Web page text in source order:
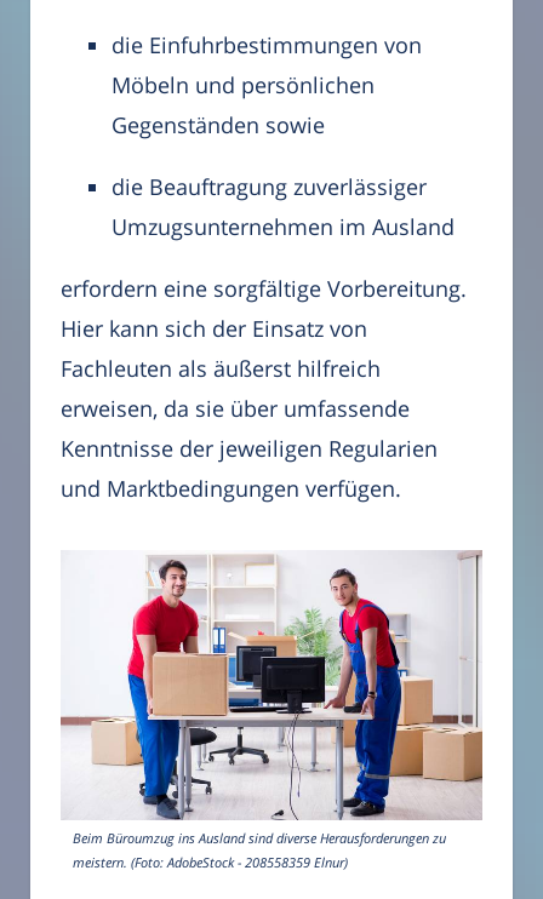
die Einfuhrbestimmungen von
Möbeln und persönlichen
Gegenständen sowie
die Beauftragung zuverlässiger
Umzugsunternehmen im Ausland
erfordern eine sorgfältige Vorbereitung.
Hier kann sich der Einsatz von
Fachleuten als äußerst hilfreich
erweisen, da sie über umfassende
Kenntnisse der jeweiligen Regularien
und Marktbedingungen verfügen.
Beim Büroumzug ins Ausland sind diverse Herausforderungen zu
meistern. (Foto: AdobeStock - 208558359 Elnur)